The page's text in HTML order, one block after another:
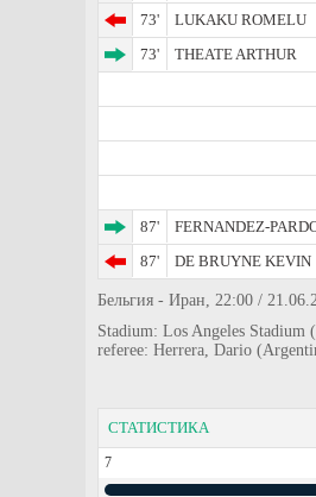
73'
LUKAKU ROMELU
73'
THEATE ARTHUR
87'
FERNANDEZ-
87'
DE BRUYNE KEVIN
Бельгия - Иран, 22:00 /
Stadium: Los Angeles
referee: Herrera, Dario
СТАТИСТИКА
7